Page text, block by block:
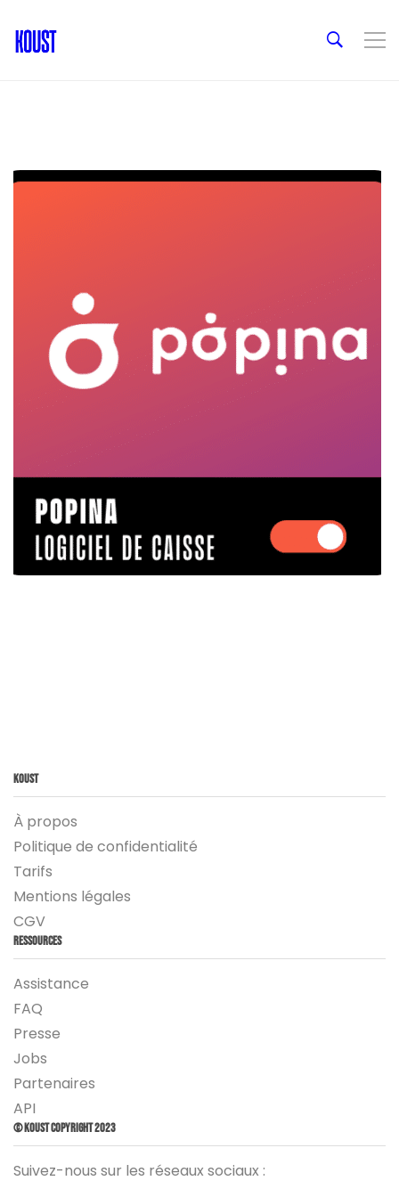
Koust
À propos
Politique de confidentialité
Tarifs
Mentions légales
CGV
Ressources
Assistance
FAQ
Presse
Jobs
Partenaires
API
© Koust Copyright 2023
Suivez-nous sur les réseaux sociaux :